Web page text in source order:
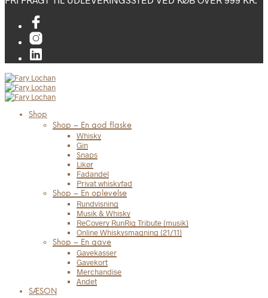
Shop
Shop – En god flaske
Whisky
Gin
Snaps
Likør
Fadandel
Privat whiskyfad
Shop – En oplevelse
Rundvisning
Musik & Whisky
ReCovery RunRig Tribute (musik)
Online Whiskysmagning (21/11)
Shop – En gave
Gavekasser
Gavekort
Merchandise
Andet
SÆSON